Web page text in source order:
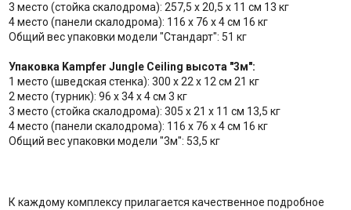
3 место (стойка скалодрома): 257,5 х 20,5 х 11 см 13 кг
4 место (панели скалодрома): 116 х 76 х 4 cм 16 кг
Общий вес упаковки модели "Стандарт": 51 кг
Упаковка Kampfer Jungle Ceiling высота "3м":
1 место (шведская стенка): 300 х 22 х 12 см 21 кг
2 место (турник): 96 х 34 х 4 см 3 кг
3 место (стойка скалодрома): 305 х 21 х 11 см 13,5 кг
4 место (панели скалодрома): 116 х 76 х 4 cм 16 кг
Общий вес упаковки модели "3м": 53,5 кг
К каждому комплексу прилагается качественное подробное